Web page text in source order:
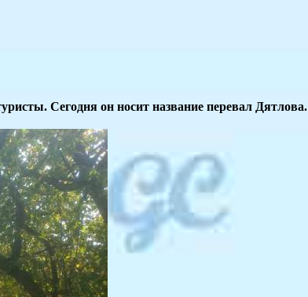
Сегодня он носит название перевал Дятлова.